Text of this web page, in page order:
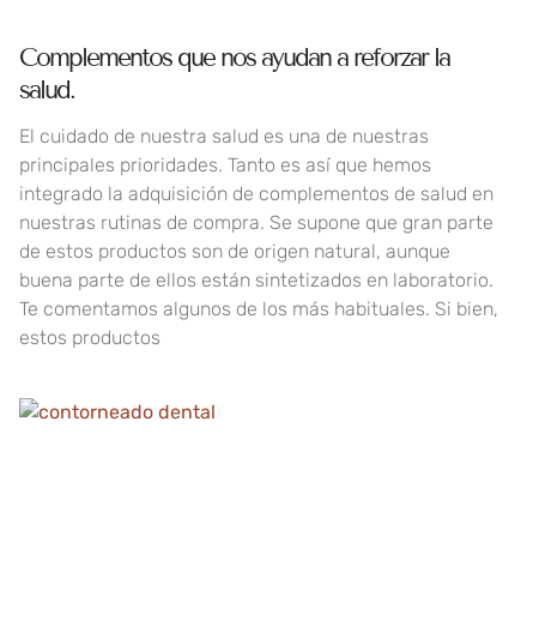
Complementos que nos ayudan a reforzar la
salud.
El cuidado de nuestra salud es una de nuestras
principales prioridades. Tanto es así que hemos
integrado la adquisición de complementos de salud en
nuestras rutinas de compra. Se supone que gran parte
de estos productos son de origen natural, aunque
buena parte de ellos están sintetizados en laboratorio.
Te comentamos algunos de los más habituales. Si bien,
estos productos